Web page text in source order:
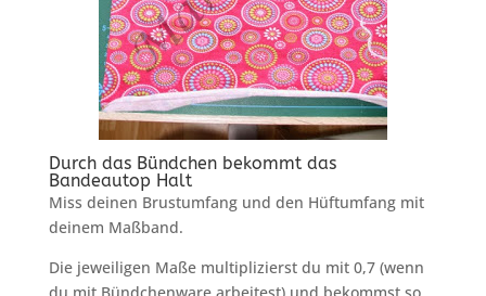
Durch das Bündchen bekommt das
Bandeautop Halt
Miss deinen Brustumfang und den Hüftumfang mit
deinem Maßband.
Die jeweiligen Maße multiplizierst du mit 0,7 (wenn